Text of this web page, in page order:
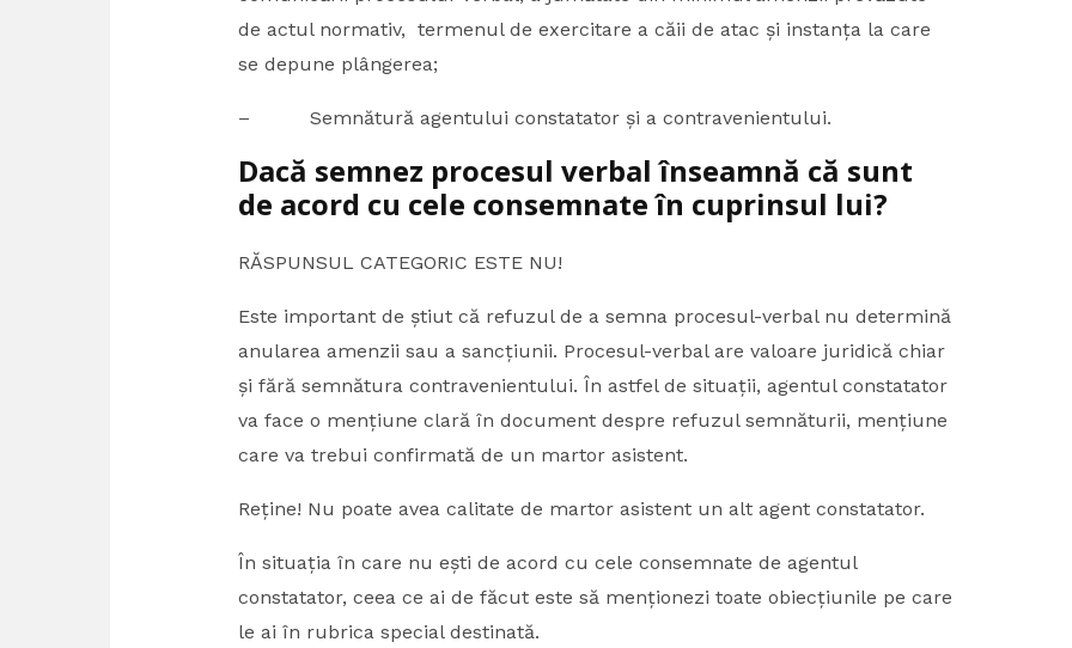
de actul normativ, termenul de exercitare a căii de atac și instanța la care
se depune plângerea;
– Semnătură agentului constatator și a contravenientului.
Dacă semnez procesul verbal înseamnă că sunt
de acord cu cele consemnate în cuprinsul lui?
RĂSPUNSUL CATEGORIC ESTE NU!
Este important de știut că refuzul de a semna procesul-verbal nu determină
anularea amenzii sau a sancțiunii. Procesul-verbal are valoare juridică chiar
și fără semnătura contravenientului. În astfel de situații, agentul constatator
va face o mențiune clară în document despre refuzul semnăturii, mențiune
care va trebui confirmată de un martor asistent.
Reține! Nu poate avea calitate de martor asistent un alt agent constatator.
În situația în care nu ești de acord cu cele consemnate de agentul
constatator, ceea ce ai de făcut este să menționezi toate obiecțiunile pe care
le ai în rubrica special destinată.